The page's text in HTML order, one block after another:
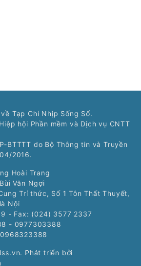
Tạp Chí Nhịp Sống Số.
hội Phần mềm và Dịch vụ CNTT
BTTTT do Bộ Thông tin và Truyền
2016.
Hoài Trang
Văn Ngợi
Trí thức, Số 1 Tôn Thất Thuyết,
Nội
- Fax: (024) 3577 2337
- 0977303388
0968323388
Phát triển bởi